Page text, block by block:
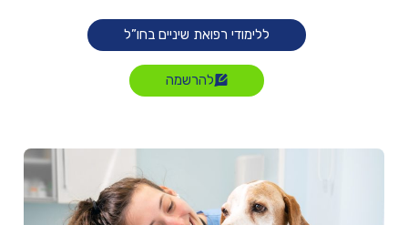
ללימודי רפואת שיניים בחו”ל
להרשמה